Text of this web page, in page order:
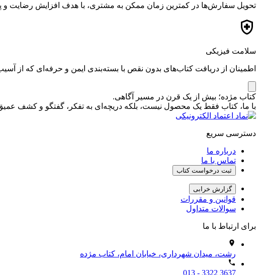
تحویل سفارش‌ها در کمترین زمان ممکن به مشتری، با هدف افزایش رضایت و
سلامت فیزیکی
اطمینان از دریافت کتاب‌های بدون نقص با بسته‌بندی ایمن و حرفه‌ای که از
کتاب مژده؛ بیش از یک قرن در مسیر آگاهی.
با ما، کتاب فقط یک محصول نیست، بلکه دریچه‌ای به تفکر، گفتگو و کشف
دسترسی سریع
درباره ما
تماس با ما
ثبت درخواست کتاب
گزارش خرابی
قوانین و مقررات
سوالات متداول
برای ارتباط با ما
رشت، میدان شهرداری، خیابان امام، کتاب مژده
013 - 3322 3637